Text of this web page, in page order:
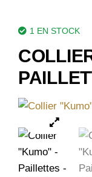
1 EN STOCK